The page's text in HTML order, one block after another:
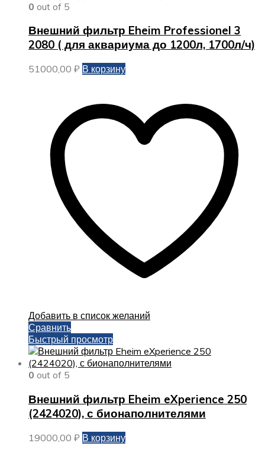
0 out of 5
Внешний фильтр Eheim Professionel 3
2080 ( для аквариума до 1200л, 1700л/ч)
51000,00 ₽ В корзину
Добавить в список желаний
Сравнить
Быстрый просмотр
0 out of 5
Внешний фильтр Eheim eXperience 250
(2424020), с бионаполнителями
19000,00 ₽ В корзину